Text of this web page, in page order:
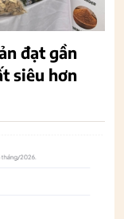
đạt gần
siêu hơn